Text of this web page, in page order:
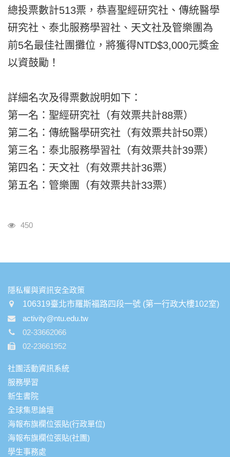
總投票數計513票，恭喜聖經研究社、傳統醫學
研究社、泰北服務學習社、天文社及管樂團為
前5名最佳社團攤位，將獲得NTD$3,000元獎金
以資鼓勵！
詳細名次及得票數說明如下：
第一名：聖經研究社（有效票共計88票）
第二名：傳統醫學研究社（有效票共計50票）
第三名：泰北服務學習社（有效票共計39票）
第四名：天文社（有效票共計36票）
第五名：管樂團（有效票共計33票）
瀏覽人次
450
:::
隱私權與資訊安全政策
106319臺北市羅斯福路四段一號 (第一行政大樓102室)
activity@ntu.edu.tw
02-33662066
02-23661952
社團活動資訊系統
服務學習
新生書院
全球集思論壇
海報布旗欄位張貼(行政單位)
海報布旗欄位張貼(社團)
學生事務處